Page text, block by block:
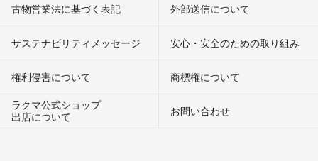
古物営業法に基づく表記 外部送信について
サステナビリティメッセージ 安心・安全のための取り組み
権利侵害について
商標権について
ラクマ公式ショップ
出店について
お問い合わせ